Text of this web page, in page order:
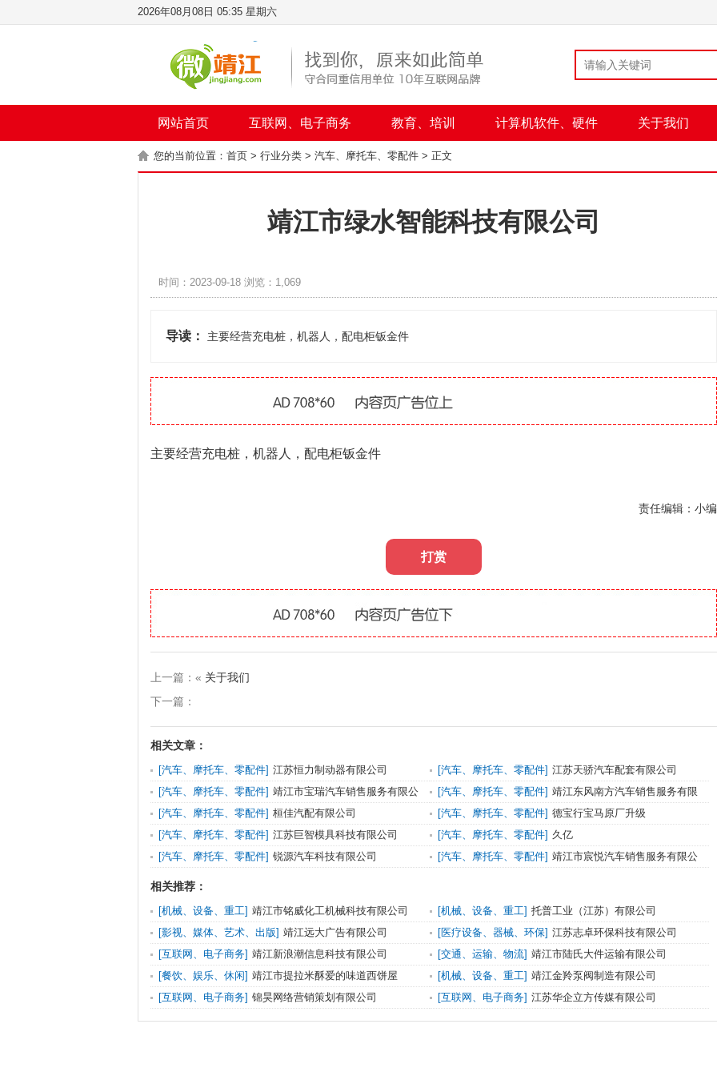
2026年08月08日 05:35 星期六
网站首页 互联网、电子商务 教育、培训 计算机软件、硬件 关于我们
您的当前位置： 首页 > 行业分类 > 汽车、摩托车、零配件 > 正文
靖江市绿水智能科技有限公司
时间：2023-09-18 浏览：1,069
导读： 主要经营充电桩，机器人，配电柜钣金件
主要经营充电桩，机器人，配电柜钣金件
责任编辑：小编
打赏
上一篇：« 关于我们
下一篇：
相关文章：
[汽车、摩托车、零配件] 江苏恒力制动器有限公司 [汽车、摩托车、零配件] 江苏天骄汽车配套有限公司
[汽车、摩托车、零配件] 靖江市宝瑞汽车销售服务有限公
司
[汽车、摩托车、零配件] 靖江东风南方汽车销售服务有限
公司
[汽车、摩托车、零配件] 桓佳汽配有限公司 [汽车、摩托车、零配件] 德宝行宝马原厂升级
[汽车、摩托车、零配件] 江苏巨智模具科技有限公司 [汽车、摩托车、零配件] 久亿
[汽车、摩托车、零配件] 锐源汽车科技有限公司 [汽车、摩托车、零配件] 靖江市宸悦汽车销售服务有限公
相关推荐：
[机械、设备、重工] 靖江市铭威化工机械科技有限公司 [机械、设备、重工] 托普工业（江苏）有限公司
[影视、媒体、艺术、出版] 靖江远大广告有限公司 [医疗设备、器械、环保] 江苏志卓环保科技有限公司
[互联网、电子商务] 靖江新浪潮信息科技有限公司 [交通、运输、物流] 靖江市陆氏大件运输有限公司
[餐饮、娱乐、休闲] 靖江市提拉米酥爱的味道西饼屋 [机械、设备、重工] 靖江金羚泵阀制造有限公司
[互联网、电子商务] 锦昊网络营销策划有限公司 [互联网、电子商务] 江苏华企立方传媒有限公司